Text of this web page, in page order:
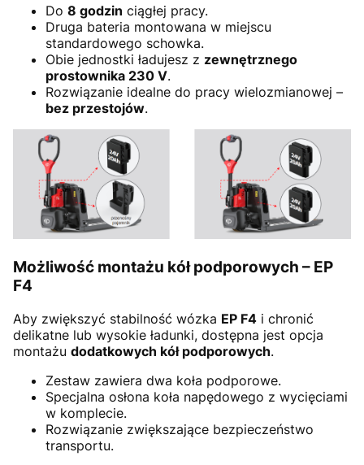
Do 8 godzin ciągłej pracy.
Druga bateria montowana w miejscu
standardowego schowka.
Obie jednostki ładujesz z zewnętrznego
prostownika 230 V.
Rozwiązanie idealne do pracy wielozmianowej –
bez przestojów.
Możliwość montażu kół podporowych – EP
F4
Aby zwiększyć stabilność wózka EP F4 i chronić
delikatne lub wysokie ładunki, dostępna jest opcja
montażu dodatkowych kół podporowych.
Zestaw zawiera dwa koła podporowe.
Specjalna osłona koła napędowego z wycięciami
w komplecie.
Rozwiązanie zwiększające bezpieczeństwo
transportu.